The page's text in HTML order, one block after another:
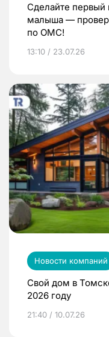
Сделайте
малыша —
по ОМС!
13:10 / 23.07.26
Новости компаний
Свой дом в
2026 году
21:40 / 10.07.26